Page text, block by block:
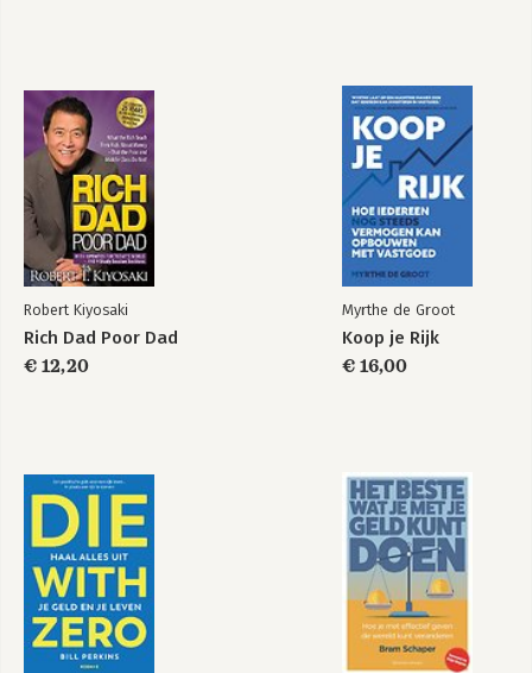
You are a badass at
making money
Bekijk alle boeken
Robert Kiyosaki
Rich Dad Poor Dad
€ 12,20
Myrthe de Groot
Koop je Rijk
€ 16,00